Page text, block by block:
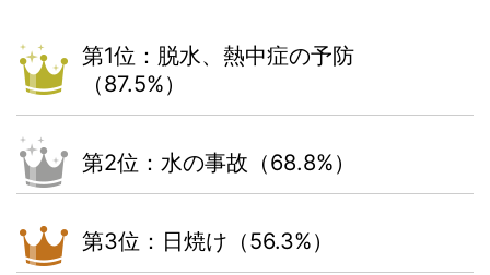
第1位：脱水、熱中症の予防
（87.5%）
第2位：水の事故（68.8%）
第3位：日焼け（56.3%）